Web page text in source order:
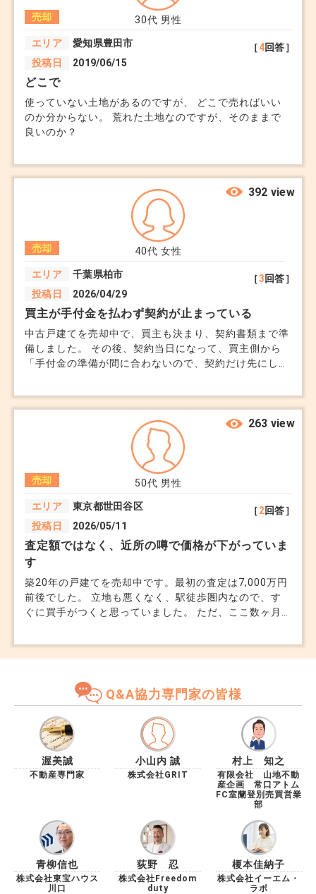
で売却できるのか？しばらく様子を見たほうがいいので
しょうか？相談させてください。
30代 男性
売却
エリア
愛知県豊田市
投稿日
2019/06/15
［4回答］
どこで
使っていない土地があるのですが、 どこで売ればいい
のか分からない。 荒れた土地なのですが、そのままで
良いのか？
40代 女性
売却
エリア
千葉県柏市
投稿日
2026/04/29
［3回答］
392 view
買主が手付金を払わず契約が止まっている
中古戸建てを売却中で、買主も決まり、契約書類まで準
備しました。 その後、契約当日になって、買主側から
「手付金の準備が間に合わないので、契約だけ先にした
のですが、不動産会社からは「買主の意思は固いので大
丈夫」と言われています。 手付金がないまま契約する
のは怖いです。もし契約後に買主がやめたいと言った場
合、こちらは何を根拠に動けばいいのでしょうか。 こ
の段階で白紙に戻しても問題ないでしょうか。
50代 男性
売却
エリア
東京都世田谷区
投稿日
2026/05/11
［2回答］
263 view
査定額ではなく、近所の噂で価格が下がっていま
す
築20年の戸建てを売却中です。最初の査定は7,000万円
前後でした。 立地も悪くなく、駅徒歩圏内なので、す
ぐに買手がつくと思っていました。 ただ、ここ数ヶ月
と聞きました。 実は、隣家の方がかなり癖のある方
とがありました。 こちらに直接被害はありませんでし
たが、近所では少し有名です。 内見時にたまたま遭遇
した方もいたらしく、それ以降、話がまとまりません。
家そのものではなく、隣家のせいで売れなくなっている
感じがあります。 担当者からは値下げも提案されてい
ますが、自分としては建物や立地の問題ではないのに価
格を下げることに納得しきれていません。 値下げを回
Q&A協力専門家の皆様
渥美誠
不動産専門家
小山内 誠
株式会社GRIT
村上 知之
有限会社 山地不動
産企画 常口アトム
FC室蘭登別売買営業
部
青柳信也
株式会社東宝ハウス
川口
荻野 忍
株式会社Freedom
duty
榎本佳納子
株式会社イーエム・
ラボ